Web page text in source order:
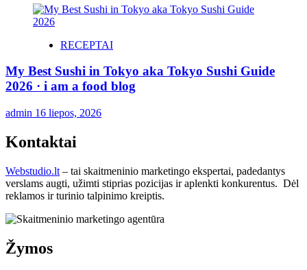
RECEPTAI
My Best Sushi in Tokyo aka Tokyo Sushi Guide
2026 · i am a food blog
admin 16 liepos, 2026
Kontaktai
Webstudio.lt – tai skaitmeninio marketingo ekspertai, padedantys
verslams augti, užimti stiprias pozicijas ir aplenkti konkurentus. Dėl
reklamos ir turinio talpinimo kreiptis.
Žymos